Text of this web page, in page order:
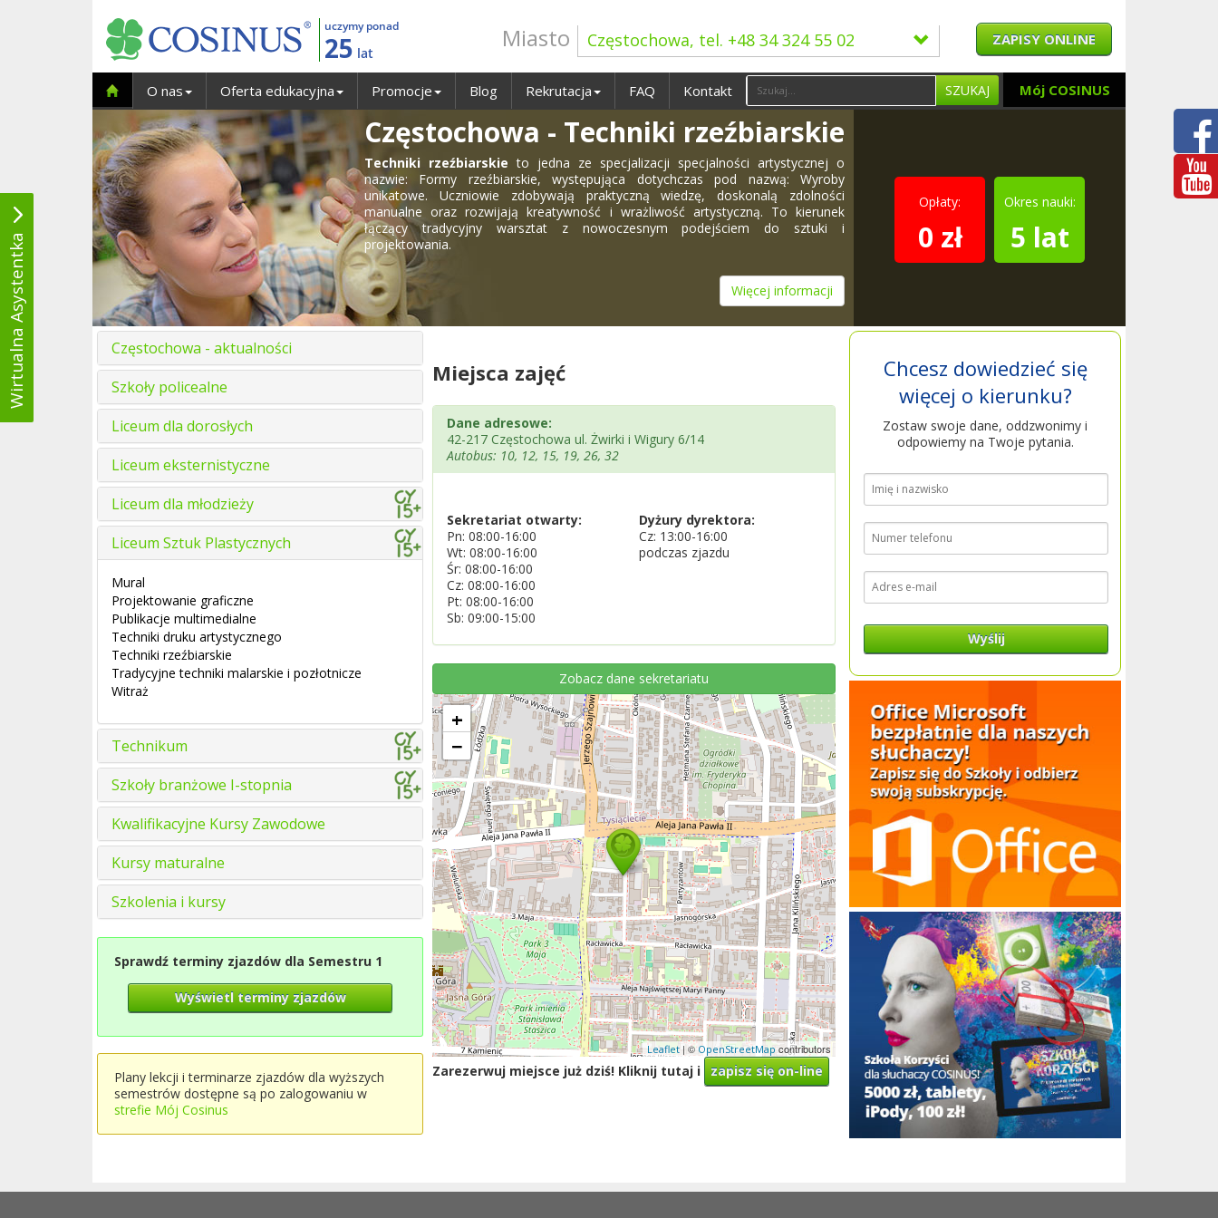
uczymy ponad
25 lat
Miasto Częstochowa, tel. +48 34 324 55 02 ZAPISY ONLINE
Mój COSINUS
O nas Oferta edukacyjna Promocje Blog Rekrutacja FAQ Kontakt SZUKAJ
Częstochowa - Techniki rzeźbiarskie
Techniki rzeźbiarskieto jedna ze specjalizacji specjalności artystycznej o
nazwie: Formy rzeźbiarskie, występująca dotychczas pod nazwą: Wyroby
unikatowe. Uczniowie zdobywają praktyczną wiedzę, doskonalą zdolności
manualne oraz rozwijają kreatywność i wrażliwość artystyczną. To kierunek
łączący tradycyjny warsztat z nowoczesnym podejściem do sztuki i
projektowania.
Więcej informacji
Opłaty:
0 zł
Okres nauki:
5 lat
Częstochowa - aktualności
Szkoły policealne
Liceum dla dorosłych
Liceum eksternistyczne
Liceum dla młodzieży
Liceum Sztuk Plastycznych
Mural
Projektowanie graficzne
Publikacje multimedialne
Techniki druku artystycznego
Techniki rzeźbiarskie
Tradycyjne techniki malarskie i pozłotnicze
Witraż
Technikum
Szkoły branżowe I-stopnia
Kwalifikacyjne Kursy Zawodowe
Kursy maturalne
Szkolenia i kursy
Sprawdź terminy zjazdów dla Semestru 1
Wyświetl terminy zjazdów
Plany lekcji i terminarze zjazdów dla wyższych
semestrów dostępne są po zalogowaniu w
strefie Mój Cosinus
Miejsca zajęć
Dane adresowe:
42-217 Częstochowa ul. Żwirki i Wigury 6/14
Autobus: 10, 12, 15, 19, 26, 32
Sekretariat otwarty:
Pn: 08:00-16:00
Wt: 08:00-16:00
Śr: 08:00-16:00
Cz: 08:00-16:00
Pt: 08:00-16:00
Sb: 09:00-15:00
Dyżury dyrektora:
Cz: 13:00-16:00
podczas zjazdu
Zobacz dane sekretariatu
+
−
Leaflet | ©OpenStreetMap contributors
Zarezerwuj miejsce już dziś! Kliknij tutaj i zapisz się on-line
Chcesz dowiedzieć się
więcej o kierunku?
Zostaw swoje dane, oddzwonimy i
odpowiemy na Twoje pytania.
Wyślij
Wirtualna Asystentka